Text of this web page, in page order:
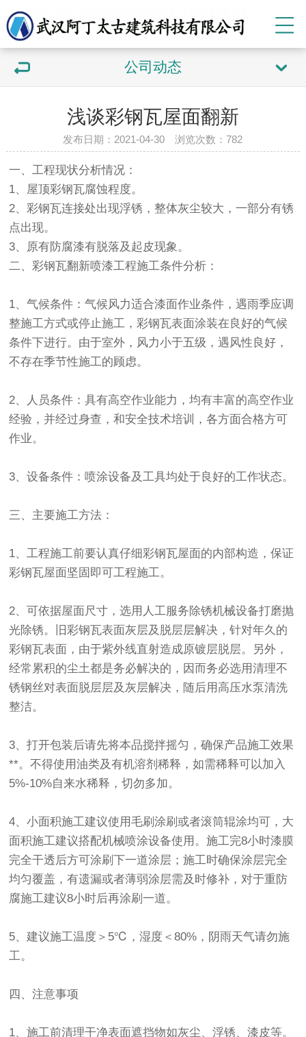
公司动态
浅谈彩钢瓦屋面翻新
发布日期：2021-04-30 浏览次数：782
一、工程现状分析情况：
1、屋顶彩钢瓦腐蚀程度。
2、彩钢瓦连接处出现浮锈，整体灰尘较大，一部分有锈
点出现。
3、原有防腐漆有脱落及起皮现象。
二、彩钢瓦翻新喷漆工程施工条件分析：
1、气候条件：气候风力适合漆面作业条件，遇雨季应调
整施工方式或停止施工，彩钢瓦表面涂装在良好的气候
条件下进行。由于室外，风力小于五级，遇风性良好，
不存在季节性施工的顾虑。
2、人员条件：具有高空作业能力，均有丰富的高空作业
经验，并经过身查，和安全技术培训，各方面合格方可
作业。
3、设备条件：喷涂设备及工具均处于良好的工作状态。
三、主要施工方法：
1、工程施工前要认真仔细彩钢瓦屋面的内部构造，保证
彩钢瓦屋面坚固即可工程施工。
2、可依据屋面尺寸，选用人工服务除锈机械设备打磨抛
光除锈。旧彩钢瓦表面灰层及脱层层解决，针对年久的
彩钢瓦表面，由于紫外线直射造成原镀层脱层。另外，
经常累积的尘土都是务必解决的，因而务必选用清理不
锈钢丝对表面脱层层及灰层解决，随后用高压水泵清洗
整洁。
3、打开包装后请先将本品搅拌摇匀，确保产品施工效果
**。不得使用油类及有机溶剂稀释，如需稀释可以加入
5%-10%自来水稀释，切勿多加。
4、小面积施工建议使用毛刷涂刷或者滚筒辊涂均可，大
面积施工建议搭配机械喷涂设备使用。施工完8小时漆膜
完全干透后方可涂刷下一道涂层；施工时确保涂层完全
均匀覆盖，有遗漏或者薄弱涂层需及时修补，对于重防
腐施工建议8小时后再涂刷一道。
5、建议施工温度＞5℃，湿度＜80%，阴雨天气请勿施
工。
四、注意事项
1、施工前清理干净表面遮挡物如灰尘、浮锈、漆皮等。